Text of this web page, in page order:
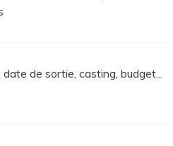
de sortie, casting, budget...